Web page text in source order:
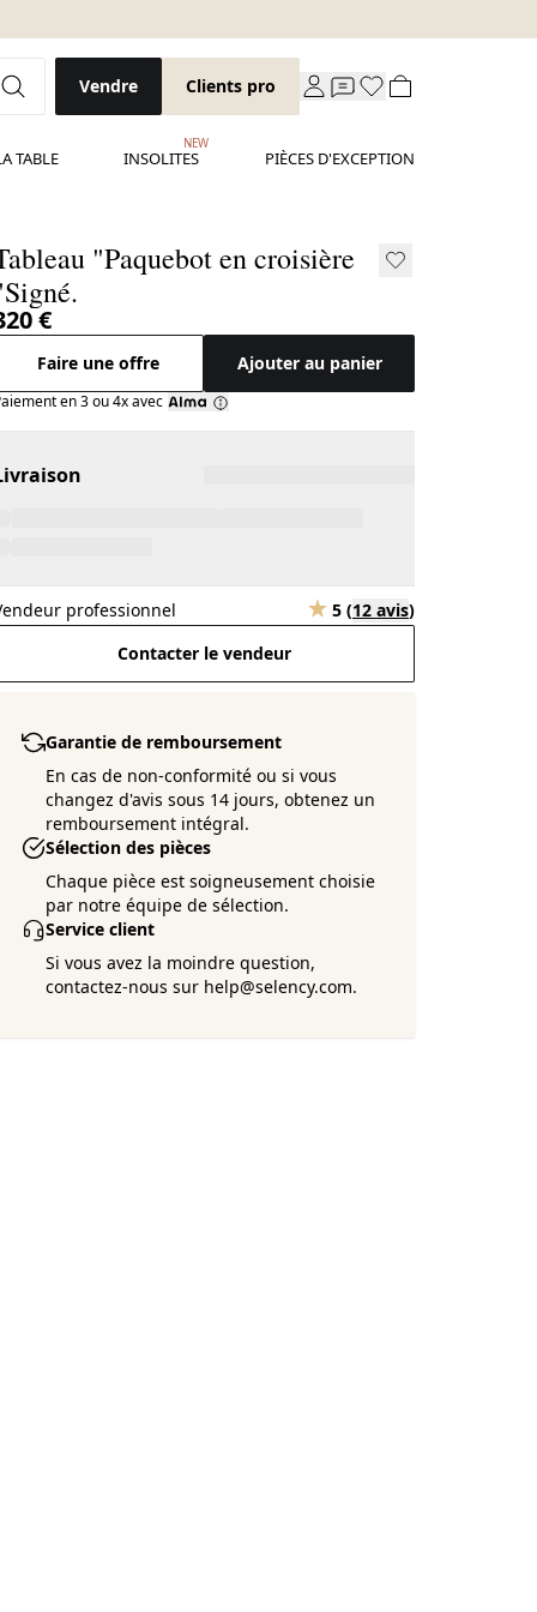
Vendre Clients pro
TABLE INSOLITES
NEW
PIÈCES D'EXCEPTION
"Paquebot en croisière
€
Faire une offre Ajouter au panier
en 3 ou 4x avec
professionnel 5 (12 avis)
Contacter le vendeur
Garantie de remboursement
En cas de non-conformité ou si vous
changez d'avis sous 14 jours, obtenez un
remboursement intégral.
Sélection des pièces
Chaque pièce est soigneusement choisie
par notre équipe de sélection.
Service client
Si vous avez la moindre question,
contactez-nous sur help@selency.com.